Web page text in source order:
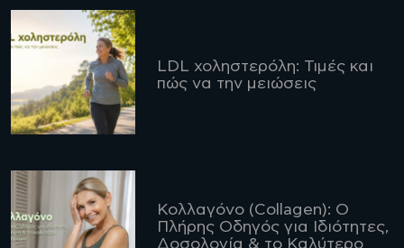
LDL χοληστερόλη: Τιμές και
πώς να την μειώσεις
Κολλαγόνο (Collagen): Ο
Πλήρης Οδηγός για Ιδιότητες,
Δοσολογία & το Καλύτερο